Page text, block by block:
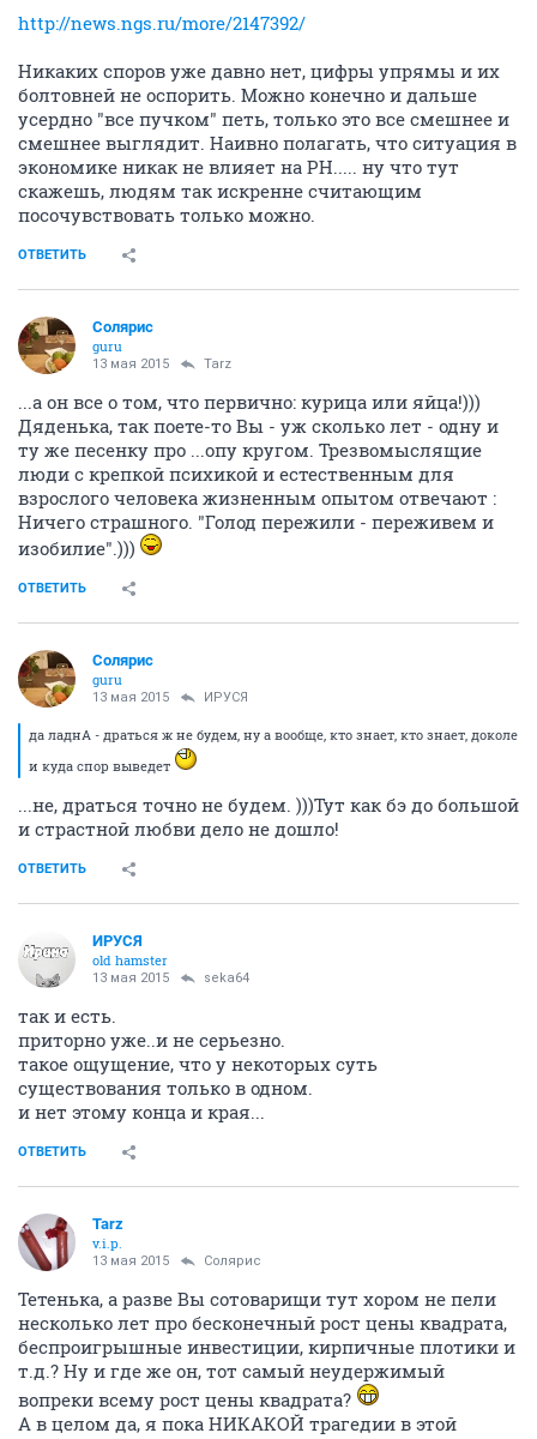
http://news.ngs.ru/more/2147392/
Никаких споров уже давно нет, цифры упрямы и их
болтовней не оспорить. Можно конечно и дальше
усердно "все пучком" петь, только это все смешнее и
смешнее выглядит. Наивно полагать, что ситуация в
экономике никак не влияет на РН..... ну что тут
скажешь, людям так искренне считающим
посочувствовать только можно.
ОТВЕТИТЬ
Солярис
guru
13 мая 2015 Tarz
...а он все о том, что первично: курица или яйца!)))
Дяденька, так поете-то Вы - уж сколько лет - одну и
ту же песенку про ...опу кругом. Трезвомыслящие
люди с крепкой психикой и естественным для
взрослого человека жизненным опытом отвечают :
Ничего страшного. "Голод пережили - переживем и
изобилие".)))
ОТВЕТИТЬ
Солярис
guru
13 мая 2015 ИРУСЯ
да ладнА - драться ж не будем, ну а вообще, кто знает, кто знает, доколе
и куда спор выведет
...не, драться точно не будем. )))Тут как бэ до большой
и страстной любви дело не дошло!
ОТВЕТИТЬ
ИРУСЯ
old hamster
13 мая 2015 seka64
так и есть.
приторно уже..и не серьезно.
такое ощущение, что у некоторых суть
существования только в одном.
и нет этому конца и края...
ОТВЕТИТЬ
Tarz
v.i.p.
13 мая 2015 Солярис
Тетенька, а разве Вы сотоварищи тут хором не пели
несколько лет про бесконечный рост цены квадрата,
беспроигрышные инвестиции, кирпичные плотики и
т.д.? Ну и где же он, тот самый неудержимый
вопреки всему рост цены квадрата?
А в целом да, я пока НИКАКОЙ трагедии в этой